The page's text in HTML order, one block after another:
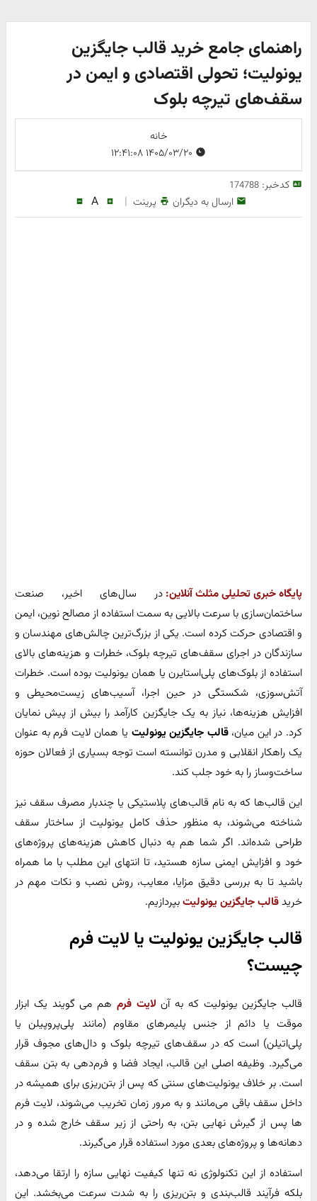
راهنمای جامع خرید قالب جایگزین
یونولیت؛ تحولی اقتصادی و ایمن در
سقف‌های تیرچه بلوک
خانه
کدخبر:174788
ارسال به دیگران پرینت |
A
پایگاه خبری تحلیلی مثلث آنلاین: در سال‌های اخیر، صنعت
ساختمان‌سازی با سرعت بالایی به سمت استفاده از مصالح نوین، ایمن
و اقتصادی حرکت کرده است. یکی از بزرگ‌ترین چالش‌های مهندسان و
سازندگان در اجرای سقف‌های تیرچه بلوک، خطرات و هزینه‌های بالای
استفاده از بلوک‌های پلی‌استایرن یا همان یونولیت بوده است. خطرات
آتش‌سوزی، شکستگی در حین اجرا، آسیب‌های زیست‌محیطی و
افزایش هزینه‌ها، نیاز به یک جایگزین کارآمد را بیش از پیش نمایان
کرد. در این میان،قالب جایگزین یونولیت یا همان لایت فرم به عنوان
یک راهکار انقلابی و مدرن توانسته است توجه بسیاری از فعالان حوزه
ساخت‌و‌ساز را به خود جلب کند.
این قالب‌ها که به نام قالب‌های پلاستیکی یا چندبار مصرف سقف نیز
شناخته می‌شوند، به منظور حذف کامل یونولیت از ساختار سقف
طراحی شده‌اند. اگر شما هم به دنبال کاهش هزینه‌های پروژه‌های
خود و افزایش ایمنی سازه هستید، تا انتهای این مطلب با ما همراه
باشید تا به بررسی دقیق مزایا، معایب، روش نصب و نکات مهم در
خریدقالب جایگزین یونولیتبپردازیم.
قالب جایگزین یونولیت یا لایت فرم
چیست؟
قالب جایگزین یونولیت که به آن لایت فرم هم می گویند یک ابزار
موقت یا دائم از جنس پلیمرهای مقاوم (مانند پلی‌پروپیلن یا
پلی‌اتیلن) است که در سقف‌های تیرچه بلوک و دال‌های مجوف قرار
می‌گیرد. وظیفه اصلی این قالب، ایجاد فضا و فرم‌دهی به بتن سقف
است. بر خلاف یونولیت‌های سنتی که پس از بتن‌ریزی برای همیشه در
داخل سقف باقی می‌مانند و به مرور زمان تخریب می‌شوند، لایت فرم
ها پس از گیرش نهایی بتن، به راحتی از زیر سقف خارج شده و در
دهانه‌ها و پروژه‌های بعدی مورد استفاده قرار می‌گیرند.
استفاده از این تکنولوژی نه تنها کیفیت نهایی سازه را ارتقا می‌دهد،
بلکه فرآیند قالب‌بندی و بتن‌ریزی را به شدت سرعت می‌بخشد. این